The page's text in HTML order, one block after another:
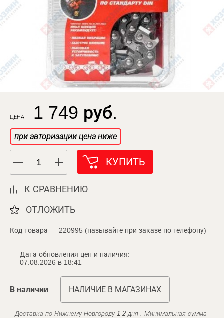
ЦЕНА 1 749 руб.
при авторизации цена ниже
КУПИТЬ
К СРАВНЕНИЮ
ОТЛОЖИТЬ
Код товара — 220995 (называйте при заказе по телефону)
Дата обновления цен и наличия:
07.08.2026 в 18:41
В наличии НАЛИЧИЕ В МАГАЗИНАХ
Доставка по Нижнему Новгороду 1-2 дня . Минимальная сумма